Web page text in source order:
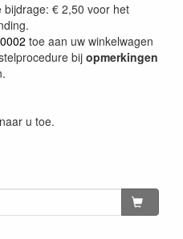
€ 2,50 voor het
toe aan uw winkelwagen
bij opmerkingen
u toe.